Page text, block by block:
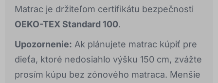
Matrac je držiteľom certifikátu bezpečnosti
OEKO-TEX Standard 100.
Upozornenie: Ak plánujete matrac kúpiť pre
dieťa, ktoré nedosiahlo výšku 150 cm, zvážte
prosím kúpu bez zónového matraca. Menšie